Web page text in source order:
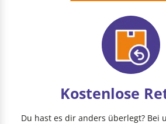
Kostenlose
Du hast es dir anders überlegt? Bei